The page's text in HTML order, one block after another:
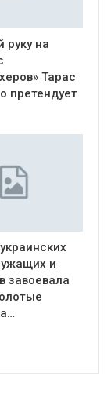
руку на
Тарас
претендует
и
завоевала